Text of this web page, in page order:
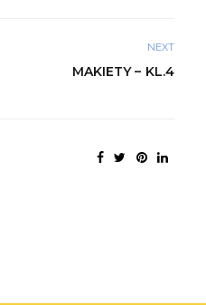
NEXT
MAKIETY – KL.4